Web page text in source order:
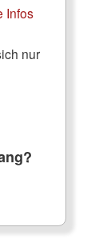
Infos
nur